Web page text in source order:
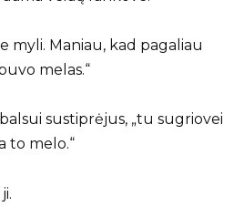
myli. Maniau, kad pagaliau
melas.“
balsui sustiprėjus, „tu sugriovei
to melo.“